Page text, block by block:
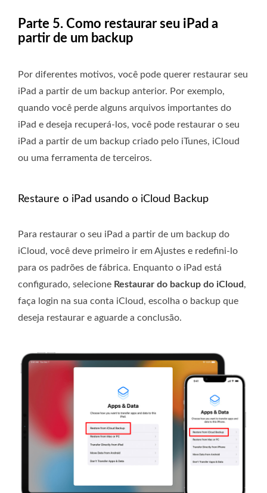
Parte 5. Como restaurar seu iPad a
partir de um backup
Por diferentes motivos, você pode querer restaurar seu
iPad a partir de um backup anterior. Por exemplo,
quando você perde alguns arquivos importantes do
iPad e deseja recuperá-los, você pode restaurar o seu
iPad a partir de um backup criado pelo iTunes, iCloud
ou uma ferramenta de terceiros.
Restaure o iPad usando o iCloud Backup
Para restaurar o seu iPad a partir de um backup do
iCloud, você deve primeiro ir em Ajustes e redefini-lo
para os padrões de fábrica. Enquanto o iPad está
configurado, selecione Restaurar do backup do iCloud ,
faça login na sua conta iCloud, escolha o backup que
deseja restaurar e aguarde a conclusão.